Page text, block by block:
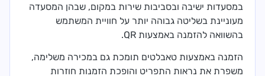
במסעדות ישיבה ובסביבות שירות במקום, שבהן המסעדה
מעוניינת בשליטה גבוהה יותר על חוויית המשתמש
בהשוואה להזמנה באמצעות QR.
הזמנה באמצעות טאבלטים תומכת גם במכירה משלימה,
משפרת את נראות התפריט והופכת הזמנות חוזרות